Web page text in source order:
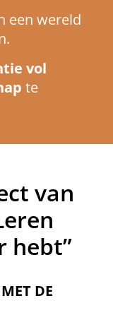
een wereld
vol
te
van
hebt”
DE